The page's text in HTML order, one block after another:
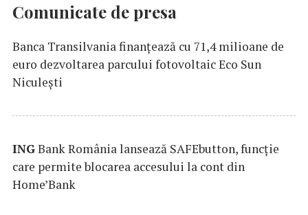
Comunicate de presa
Banca Transilvania finanțează cu 71,4 milioane de
euro dezvoltarea parcului fotovoltaic Eco Sun
Niculești
INGBank România lansează SAFEbutton, funcţie
care permite blocarea accesului la cont din
Home’Bank